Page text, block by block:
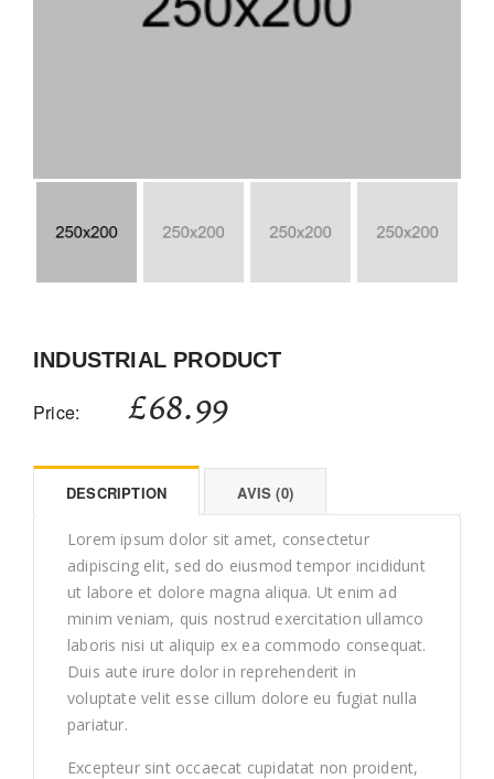
INDUSTRIAL PRODUCT
Price: £68.99
DESCRIPTION AVIS (0)
Lorem ipsum dolor sit amet, consectetur
adipiscing elit, sed do eiusmod tempor incididunt
ut labore et dolore magna aliqua. Ut enim ad
minim veniam, quis nostrud exercitation ullamco
laboris nisi ut aliquip ex ea commodo consequat.
Duis aute irure dolor in reprehenderit in
voluptate velit esse cillum dolore eu fugiat nulla
pariatur.
Excepteur sint occaecat cupidatat non proident,